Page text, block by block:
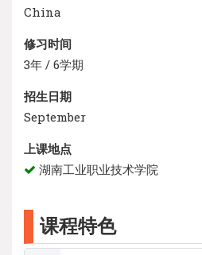
China
修习时间
3年 / 6学期
招生日期
September
上课地点
湖南工业职业技术学院
课程特色